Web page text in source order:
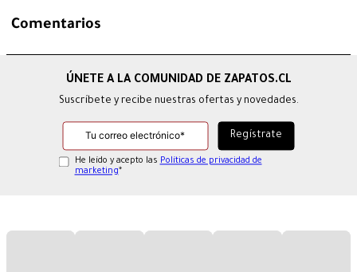
Comentarios
Suscríbete y recibe nuestras ofertas y novedades.
He leído y acepto las Políticas de privacidad de
marketing*